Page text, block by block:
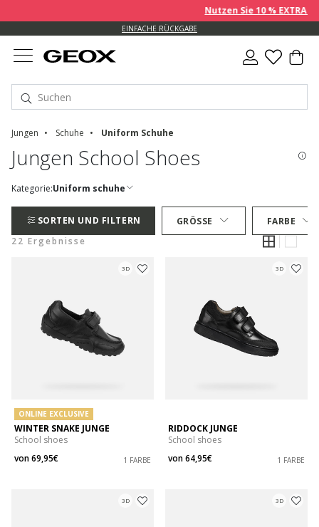
Nutzen Sie 10 % EXTRA
EINFACHE RÜCKGABE
Jungen Schuhe Uniform Schuhe
Jungen School Shoes
Kategorie:Uniform schuhe
SORTEN UND FILTERN GRÖSSE
FARBE
22 Ergebnisse
3D
ONLINE EXCLUSIVE
WINTER SNAKE JUNGE
School shoes
von69,95€ 1 FARBE
3D
RIDDOCK JUNGE
School shoes
von64,95€ 1 FARBE
3D 3D